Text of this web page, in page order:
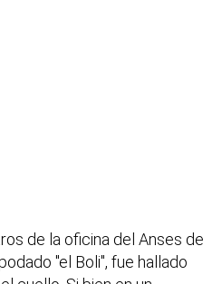
de la oficina del Anses de
"el Boli", fue hallado